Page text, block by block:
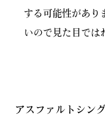
する可能性があり
いので見た目では
アスファルトシン